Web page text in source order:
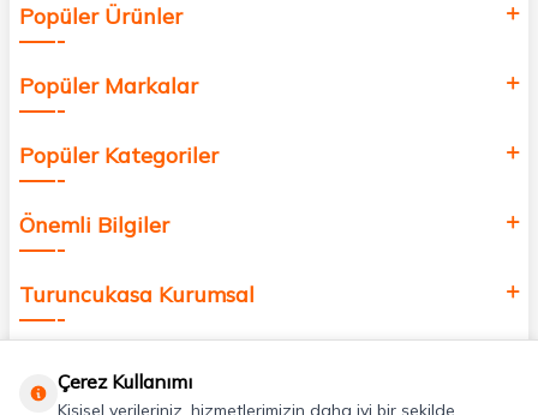
değer katmak için bize katılın!
Popüler Ürünler
Popüler Markalar
Popüler Kategoriler
Önemli Bilgiler
Turuncukasa Kurumsal
Çerez Kullanımı
Kişisel verileriniz, hizmetlerimizin daha iyi bir şekilde